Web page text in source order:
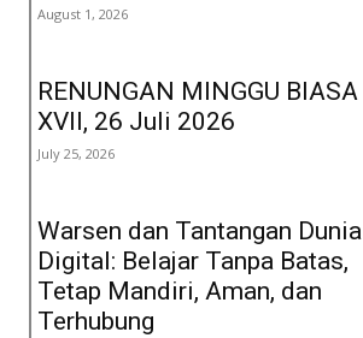
August 1, 2026
RENUNGAN MINGGU BIASA
XVII, 26 Juli 2026
July 25, 2026
Warsen dan Tantangan Dunia
Digital: Belajar Tanpa Batas,
Tetap Mandiri, Aman, dan
Terhubung